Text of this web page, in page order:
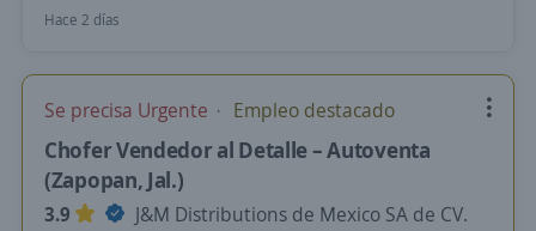
Hace 2 días
Se precisa Urgente Empleo destacado
Chofer Vendedor al Detalle – Autoventa
(Zapopan, Jal.)
3.9
J&M Distributions de Mexico SA de CV.